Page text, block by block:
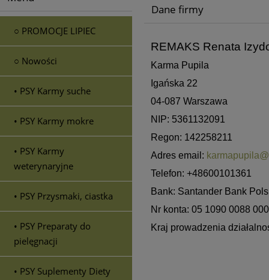
○ PROMOCJE LIPIEC
○ Nowości
• PSY Karmy suche
• PSY Karmy mokre
• PSY Karmy
weterynaryjne
• PSY Przysmaki, ciastka
• PSY Preparaty do
pielęgnacji
• PSY Suplementy Diety
Dane firmy
REMAKS Renata
Karma Pupila
Igańska 22
04-087 Warszawa
NIP: 5361132091
Regon: 142258211
Adres email:
Telefon: +48600101361
Bank: Santander Bank
Nr konta: 05 1090 0088
Kraj prowadzenia